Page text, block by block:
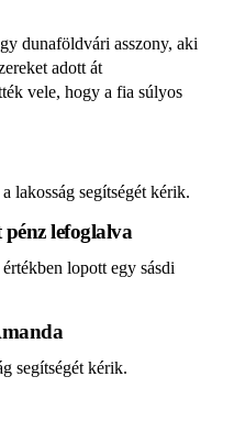
dunaföldvári asszony, aki
adott át
vele, hogy a fia súlyos
lakosság segítségét kérik.
lefoglalva
lopott egy sásdi
segítségét kérik.